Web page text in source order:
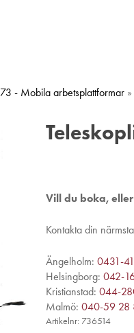
73 - Mobila arbetsplattformar »
Vill du boka,
Kontakta din
Ängelholm: 0431-
Helsingborg: 042-
Kristianstad: 044-
Malmö: 040-59 28
Artikelnr: 736514